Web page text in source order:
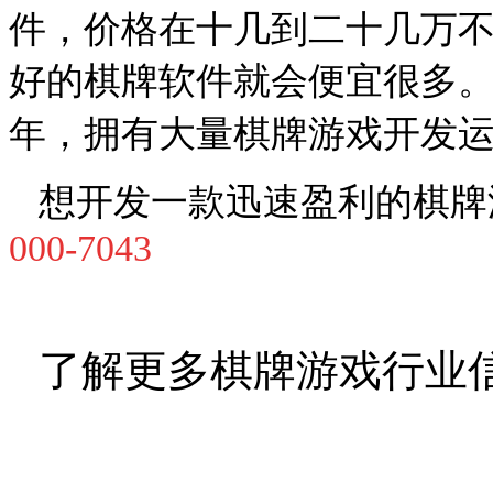
件，价格在十几到二十几万
好的棋牌软件就会便宜很多
年，拥有大量棋牌游戏开发
想开发一款迅速盈利的棋
000-7043
了解更多棋牌游戏行业